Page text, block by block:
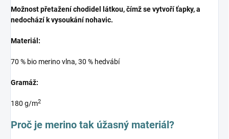
Možnost přetažení chodidel látkou, čímž se vytvoří ťapky, a
nedochází k vysoukání nohavic.
Materiál:
70 % bio merino vlna, 30 % hedvábí
Gramáž:
180 g/m2
Proč je merino tak úžasný materiál?